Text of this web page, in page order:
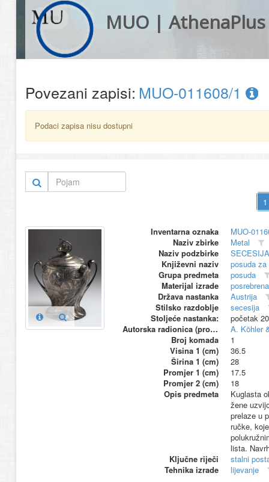
MUO | AthenaPlus
Povezani zapisi: MUO-011608/1
Podaci zapisa nisu dostupni
Inventarna oznaka
MUO-
Naziv zbirke
Metal
Naziv podzbirke
SECESIJA
Književni naziv
posuda za
Grupa predmeta
posuda
Materijal izrade
posrebrena
Država nastanka
Austrija
Stilsko razdoblje
secesija
Stoljeće nastanka:
početak 20
Autorska radionica (proizvođač)
A. Köhler
Broj komada
1
Visina 1 (cm)
36.5
Širina 1 (cm)
28
Promjer 1 (cm)
17.5
Promjer 2 (cm)
18
Opis predmeta
Kuglasta
žene
prelaze u
ručke,
lista.
Ključne riječi
stalni
Tehnika izrade
lijevanje